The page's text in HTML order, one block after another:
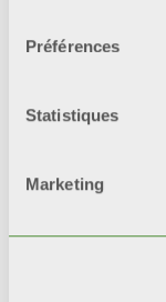
Préférences
Statistiques
Marketing